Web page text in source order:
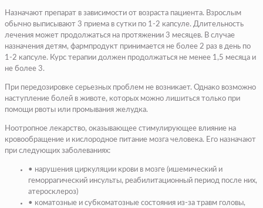
Назначают препарат в зависимости от возраста пациента. Взрослым
обычно выписывают 3 приема в сутки по 1-2 капсуле. Длительность
лечения может продолжаться на протяжении 3 месяцев. В случае
назначения детям, фармпродукт принимается не более 2 раз в день по
1-2 капсуле. Курс терапии должен продолжаться не менее 1,5 месяца и
не более 3.
При передозировке серьезных проблем не возникает. Однако возможно
наступление болей в животе, которых можно лишиться только при
помощи рвоты или промывания желудка.
Ноотропное лекарство, оказывающее стимулирующее влияние на
кровообращение и кислородное питание мозга человека. Его назначают
при следующих заболеваниях:
• нарушения циркуляции крови в мозге (ишемический и
геморрагический инсульты, реабилитационный период после них,
атеросклероз)
• коматозные и субкоматозные состояния из-за травм головы,